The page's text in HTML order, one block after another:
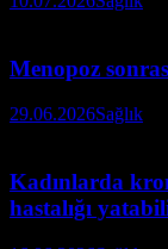
Menopoz
29.06.2026Sağlık
Kadınlarda
hastalığı